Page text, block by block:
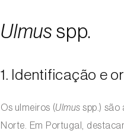
Ulmus spp.
1. Identificação e
Os ulmeiros (Ulmus spp.) são
Norte. Em Portugal,